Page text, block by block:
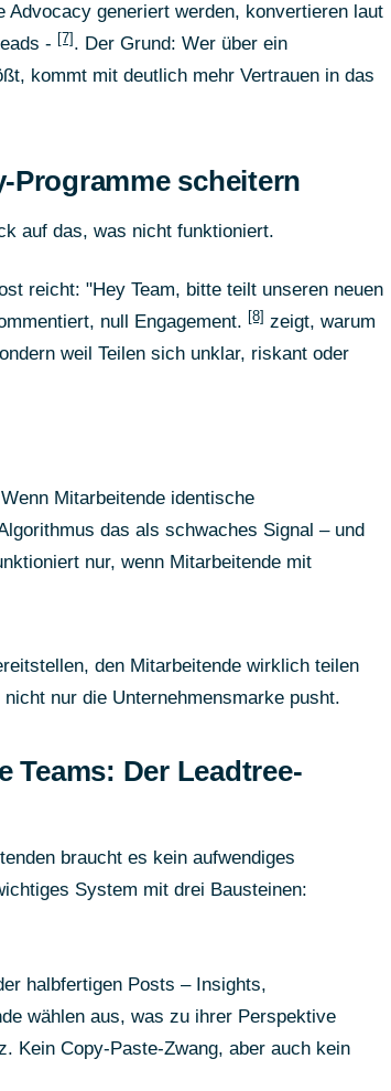
Advocacy generiert werden, konvertieren laut
- [7]. Der Grund: Wer über ein
kommt mit deutlich mehr Vertrauen in das
Programme scheitern
auf das, was nicht funktioniert.
reicht: "Hey Team, bitte teilt unseren neuen
null Engagement. [8] zeigt, warum
weil Teilen sich unklar, riskant oder
Wenn Mitarbeitende identische
das als schwaches Signal – und
nur, wenn Mitarbeitende mit
den Mitarbeitende wirklich teilen
nur die Unternehmensmarke pusht.
Teams: Der Leadtree-
braucht es kein aufwendiges
System mit drei Bausteinen:
halbfertigen Posts – Insights,
wählen aus, was zu ihrer Perspektive
Kein Copy-Paste-Zwang, aber auch kein